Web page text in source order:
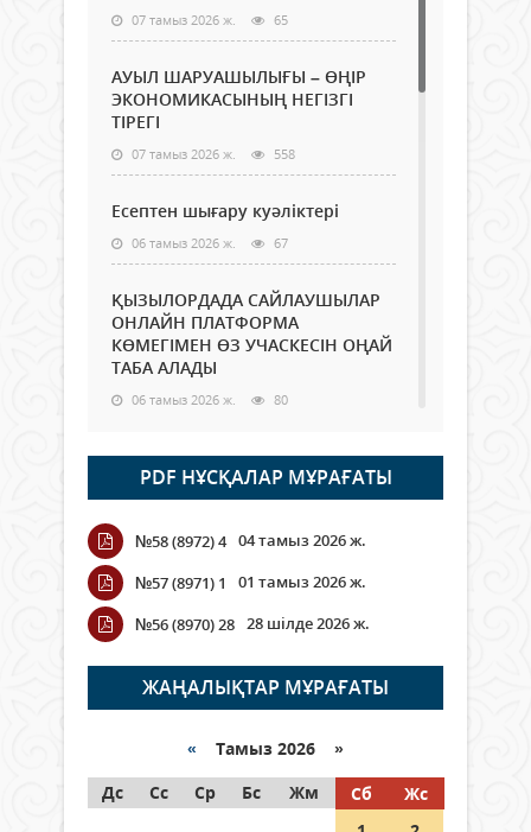
07 тамыз 2026 ж. 65
АУЫЛ ШАРУАШЫЛЫҒЫ – ӨҢІР
ЭКОНОМИКАСЫНЫҢ НЕГІЗГІ
ТІРЕГІ
07 тамыз 2026 ж. 558
Есептен шығару куәліктері
06 тамыз 2026 ж. 67
ҚЫЗЫЛОРДАДА САЙЛАУШЫЛАР
ОНЛАЙН ПЛАТФОРМА
КӨМЕГІМЕН ӨЗ УЧАСКЕСІН ОҢАЙ
ТАБА АЛАДЫ
06 тамыз 2026 ж. 80
Open Air: Қызылорда облысы
полиция департаменті 20
мыңнан астам көрерменнің
қауіпсіздігін қамтамасыз етті
06 тамыз 2026 ж.
Wi-Fi ҚАБЫРҒА АРҚЫЛЫ ҚАЛАЙ
ӨТЕДІ?
06 тамыз 2026 ж. 257
граждане Казахстана,
05 тамыз 2026 ж. 139
PDF НҰСҚАЛАР МҰРАҒАТЫ
№58 (8972) 4 04 тамыз 2026 ж.
№57 (8971) 1
01 тамыз 2026 ж.
№56 (8970) 28 28 шілде 2026 ж.
ЖАҢАЛЫҚТАР МҰРАҒАТЫ
« Тамыз 2026 »
Дс
Сс Ср Бс Жм Сб
Жс